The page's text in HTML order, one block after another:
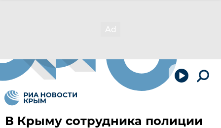
В Крыму сотрудника полиции